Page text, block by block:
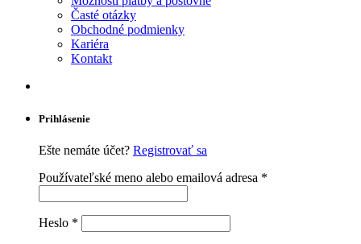
Časté otázky
Obchodné podmienky
Kariéra
Kontakt
Prihlásenie
Ešte nemáte účet? Registrovať sa
Používateľské meno alebo emailová adresa *
Heslo *